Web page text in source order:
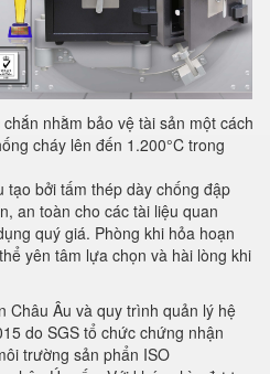
nhằm bảo vệ tài sản một cách
cháy lên đến 1.200°C trong
tạo bởi tấm thép dày chống đập
an toàn cho các tài liệu quan
quý giá. Phòng khi hỏa hoạn
yên tâm lựa chọn và hài lòng khi
Châu Âu và quy trình quản lý hệ
do SGS tổ chức chứng nhận
trường sản phẩn ISO